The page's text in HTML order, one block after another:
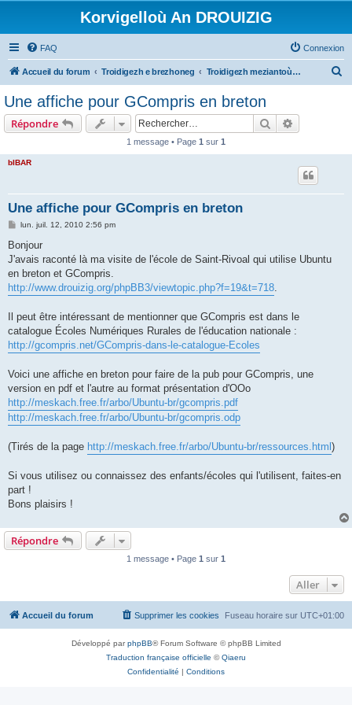
Korvigelloù An DROUIZIG
FAQ Connexion
Accueil du forum Troidigezh e brezhoneg Troidigezh meziantoù all (frank a wirioù evit an darn vrasañ anezho)
Une affiche pour GCompris en breton
Répondre Rechercher
1 message • Page 1 sur 1
bIBAR
Une affiche pour GCompris en breton
M
s
a
g
lun. juil. 12, 2010 2:56 pm
Bonjour
J'avais raconté là ma visite de l'école de Saint-Rivoal qui utilise Ubuntu
en breton et GCompris.
http://www.drouizig.org/phpBB3/viewtopic.php?f=19&t=718.
Il peut être intéressant de mentionner que GCompris est dans le
catalogue Écoles Numériques Rurales de l'éducation nationale :
http://gcompris.net/GCompris-dans-le-catalogue-Ecoles
Voici une affiche en breton pour faire de la pub pour GCompris, une
version en pdf et l'autre au format présentation d'OOo
http://meskach.free.fr/arbo/Ubuntu-br/gcompris.pdf
http://meskach.free.fr/arbo/Ubuntu-br/gcompris.odp
(Tirés de la page http://meskach.free.fr/arbo/Ubuntu-br/ressources.html )
Si vous utilisez ou connaissez des enfants/écoles qui l'utilisent, faites-en
part !
Bons plaisirs !
Répondre
1 message • Page 1 sur 1
Aller
Accueil du forum Fuseau horaire sur UTC+01:00
Supprimer les cookies
Développé parphpBB® Forum Software © phpBB Limited
Traduction française officielle ©Qiaeru
Confidentialité | Conditions